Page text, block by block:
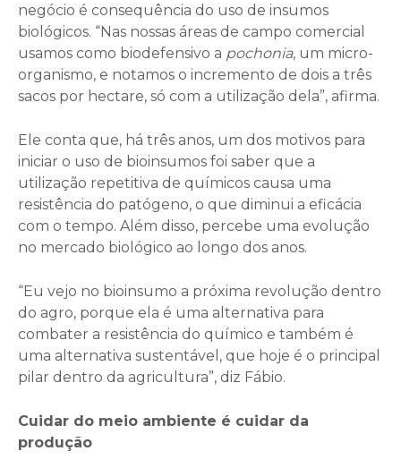
negócio é consequência do uso de insumos
biológicos. “Nas nossas áreas de campo comercial
usamos como biodefensivo a pochonia, um micro-
organismo, e notamos o incremento de dois a três
sacos por hectare, só com a utilização dela”, afirma.
Ele conta que, há três anos, um dos motivos para
iniciar o uso de bioinsumos foi saber que a
utilização repetitiva de químicos causa uma
resistência do patógeno, o que diminui a eficácia
com o tempo. Além disso, percebe uma evolução
no mercado biológico ao longo dos anos.
“Eu vejo no bioinsumo a próxima revolução dentro
do agro, porque ela é uma alternativa para
combater a resistência do químico e também é
uma alternativa sustentável, que hoje é o principal
pilar dentro da agricultura”, diz Fábio.
Cuidar do meio ambiente é cuidar da
produção